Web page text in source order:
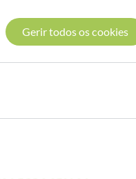
Gerir todos os cookies